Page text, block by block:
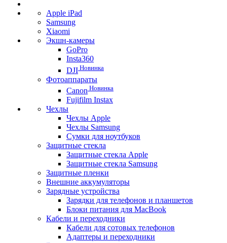
Apple iPad
Samsung
Xiaomi
Экшн-камеры
GoPro
Insta360
DJI Новинка
Фотоаппараты
Canon Новинка
Fujifilm Instax
Чехлы
Чехлы Apple
Чехлы Samsung
Сумки для ноутбуков
Защитные стекла
Защитные стекла Apple
Защитные стекла Samsung
Защитные пленки
Внешние аккумуляторы
Зарядные устройства
Зарядки для телефонов и планшетов
Блоки питания для MacBook
Кабели и переходники
Кабели для сотовых телефонов
Адаптеры и переходники